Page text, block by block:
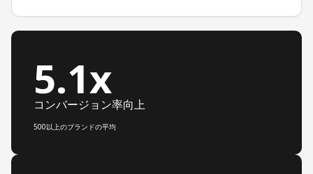
5.1x
コンバージョン率向上
500以上のブランドの平均